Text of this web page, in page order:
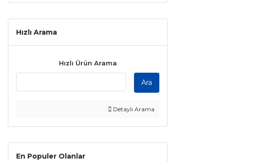
Hızlı Arama
Hızlı Ürün Arama
Ara
Detaylı Arama
En Populer Olanlar